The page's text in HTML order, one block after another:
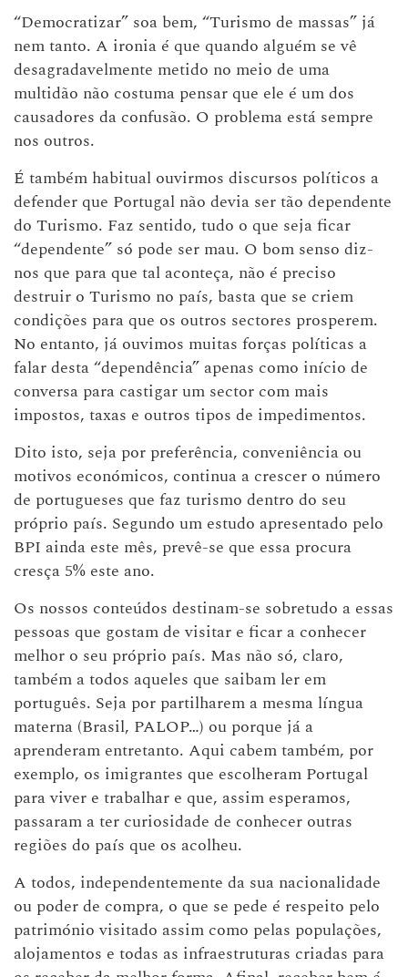
“Democratizar” soa bem, “Turismo de massas” já
nem tanto. A ironia é que quando alguém se vê
desagradavelmente metido no meio de uma
multidão não costuma pensar que ele é um dos
causadores da confusão. O problema está sempre
nos outros.
É também habitual ouvirmos discursos políticos a
defender que Portugal não devia ser tão dependente
do Turismo. Faz sentido, tudo o que seja ficar
“dependente” só pode ser mau. O bom senso diz-
nos que para que tal aconteça, não é preciso
destruir o Turismo no país, basta que se criem
condições para que os outros sectores prosperem.
No entanto, já ouvimos muitas forças políticas a
falar desta “dependência” apenas como início de
conversa para castigar um sector com mais
impostos, taxas e outros tipos de impedimentos.
Dito isto, seja por preferência, conveniência ou
motivos económicos, continua a crescer o número
de portugueses que faz turismo dentro do seu
próprio país. Segundo um estudo apresentado pelo
BPI ainda este mês, prevê-se que essa procura
cresça 5% este ano.
Os nossos conteúdos destinam-se sobretudo a essas
pessoas que gostam de visitar e ficar a conhecer
melhor o seu próprio país. Mas não só, claro,
também a todos aqueles que saibam ler em
português. Seja por partilharem a mesma língua
materna (Brasil, PALOP…) ou porque já a
aprenderam entretanto. Aqui cabem também, por
exemplo, os imigrantes que escolheram Portugal
para viver e trabalhar e que, assim esperamos,
passaram a ter curiosidade de conhecer outras
regiões do país que os acolheu.
A todos, independentemente da sua nacionalidade
ou poder de compra, o que se pede é respeito pelo
património visitado assim como pelas populações,
alojamentos e todas as infraestruturas criadas para